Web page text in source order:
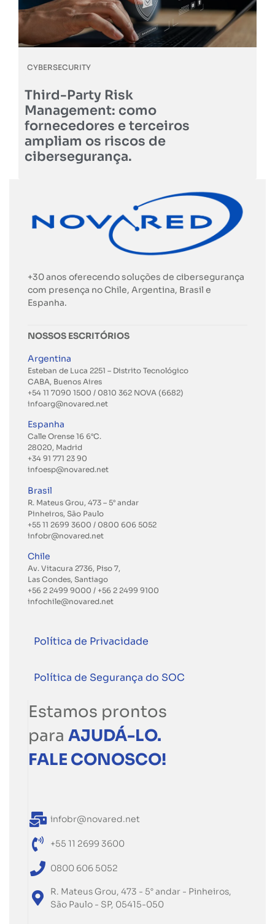
CYBERSECURITY
Third-Party Risk
Management: como
fornecedores e terceiros
ampliam os riscos de
cibersegurança.
+30 anos oferecendo soluções de cibersegurança
com presença no Chile, Argentina, Brasil e
Espanha.
NOSSOS ESCRITÓRIOS
Argentina
Esteban de Luca 2251 – Distrito Tecnológico
CABA, Buenos Aires
+54 11 7090 1500 / 0810 362 NOVA (6682)
infoarg@novared.net
Espanha
Calle Orense 16 6°C.
28020, Madrid
+34 91 771 23 90
infoesp@novared.net
Brasil
R. Mateus Grou, 473 – 5° andar
Pinheiros, São Paulo
+55 11 2699 3600 / 0800 606 5052
infobr@novared.net
Chile
Av. Vitacura 2736, Piso 7,
Las Condes, Santiago
+56 2 2499 9000 / +56 2 2499 9100
infochile@novared.net
Política de Privacidade
Política de Segurança do SOC
Estamos prontos
para AJUDÁ-LO.
FALE CONOSCO!
infobr@novared.net
+55 11 2699 3600
0800 606 5052
R. Mateus Grou, 473 - 5° andar - Pinheiros,
São Paulo - SP, 05415-050